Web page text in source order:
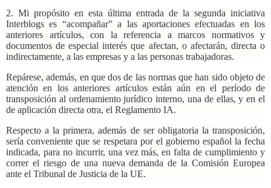
2. Mi propósito en esta última entrada de la segunda iniciativa
Interblogs es “acompañar” a las aportaciones efectuadas en los
anteriores artículos, con la referencia a marcos normativos y
documentos de especial interés que afectan, o afectarán, directa o
indirectamente, a las empresas y a las personas trabajadoras.
Repárese, además, en que dos de las normas que han sido objeto de
atención en los anteriores artículos están aún en el período de
transposición al ordenamiento jurídico interno, una de ellas, y en el
de aplicación directa otra, el Reglamento IA.
Respecto a la primera, además de ser obligatoria la transposición,
sería conveniente que se respetara por el gobierno español la fecha
indicada, para no incurrir, una vez más, en falta de cumplimiento y
correr el riesgo de una nueva demanda de la Comisión Europea
ante el Tribunal de Justicia de la UE.